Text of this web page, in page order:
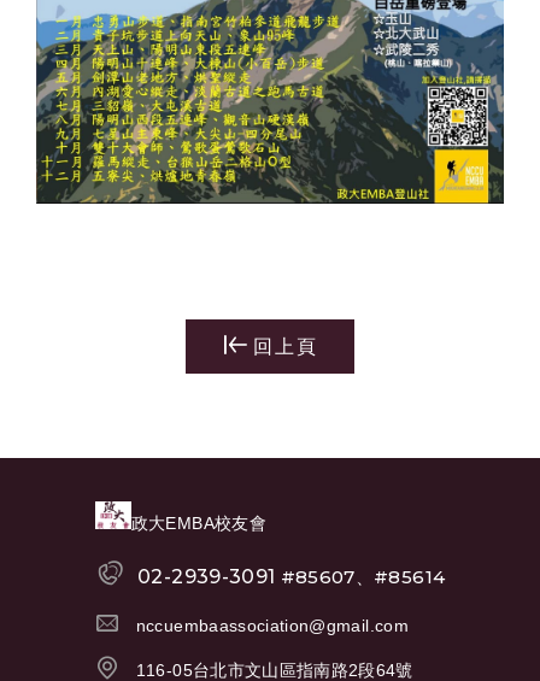
回上頁
政大EMBA校友會
02-2939-3091 #85607、#85614
nccuembaassociation@gmail.com
116-05台北市文山區指南路2段64號